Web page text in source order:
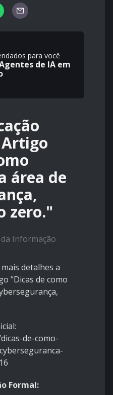
para você
de IA em
área de
zero."
Informação
detalhes a
"Dicas de como
de-como-
Formal: